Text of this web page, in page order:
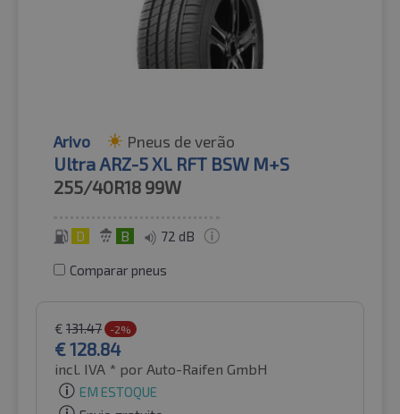
Arivo Pneus de verão
Ultra ARZ-5 XL RFT BSW M+S
255/40R18 99W
D B 72 dB
Comparar pneus
€ 131.47 -2%
€128.84
incl. IVA * por Auto-Raifen GmbH
EM ESTOQUE